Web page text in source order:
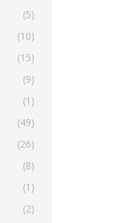
(5)
(10)
(15)
(9)
(1)
(49)
(26)
(8)
(1)
(2)